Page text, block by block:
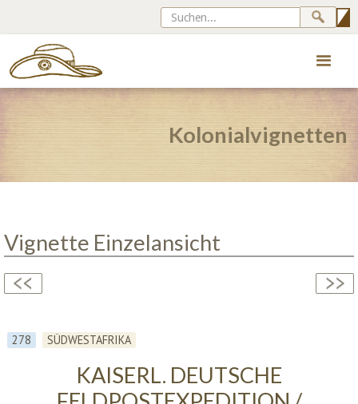
Kolonialvignetten
Vignette Einzelansicht
278 SÜDWESTAFRIKA
KAISERL. DEUTSCHE